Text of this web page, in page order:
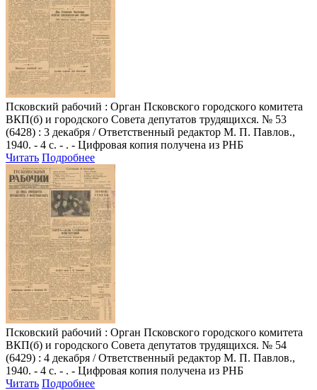
Псковский рабочий : Орган Псковского городского комитета
ВКП(б) и городского Совета депутатов трудящихся. № 53
(6428) : 3 декабря / Ответственный редактор М. П. Павлов.,
1940. - 4 с. - . - Цифровая копия получена из РНБ
Читать Подробнее
Псковский рабочий : Орган Псковского городского комитета
ВКП(б) и городского Совета депутатов трудящихся. № 54
(6429) : 4 декабря / Ответственный редактор М. П. Павлов.,
1940. - 4 с. - . - Цифровая копия получена из РНБ
Читать Подробнее